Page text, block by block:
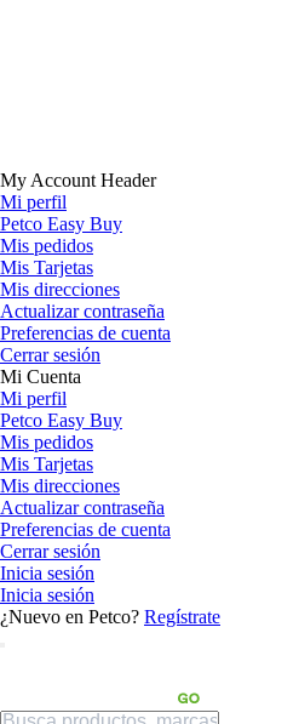
My Account Header
Mi perfil
Petco Easy Buy
Mis pedidos
Mis Tarjetas
Mis direcciones
Actualizar contraseña
Preferencias de cuenta
Cerrar sesión
Mi Cuenta
Mi perfil
Petco Easy Buy
Mis pedidos
Mis Tarjetas
Mis direcciones
Actualizar contraseña
Preferencias de cuenta
Cerrar sesión
Inicia sesión
Inicia sesión
¿Nuevo en Petco? Regístrate